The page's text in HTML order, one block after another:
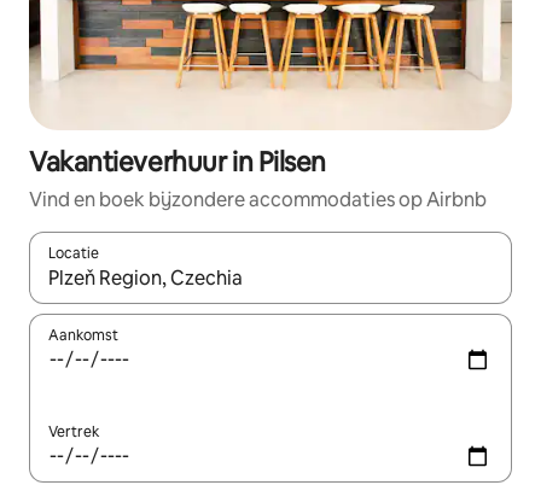
Vakantieverhuur in Pilsen
Vind en boek bijzondere accommodaties op Airbnb
Locatie
Wanneer er suggesties beschikbaar zijn, maak je een keuze
Aankomst
Vertrek